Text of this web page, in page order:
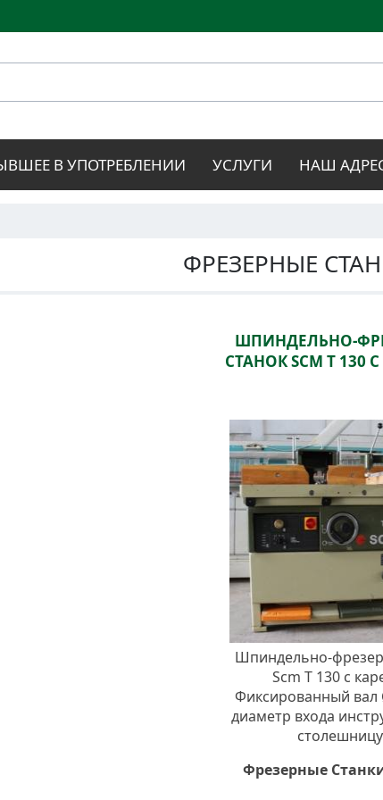
основному
В УПОТРЕБЛЕНИИ УСЛУГИ НАШ
ФРЕЗЕРНЫЕ
ШПИНДЕЛЬНО-
СТАНОК SCM T 130
Шпиндельно-
Scm T 130 с
Фиксированный вал
диаметр входа
Фрезерные